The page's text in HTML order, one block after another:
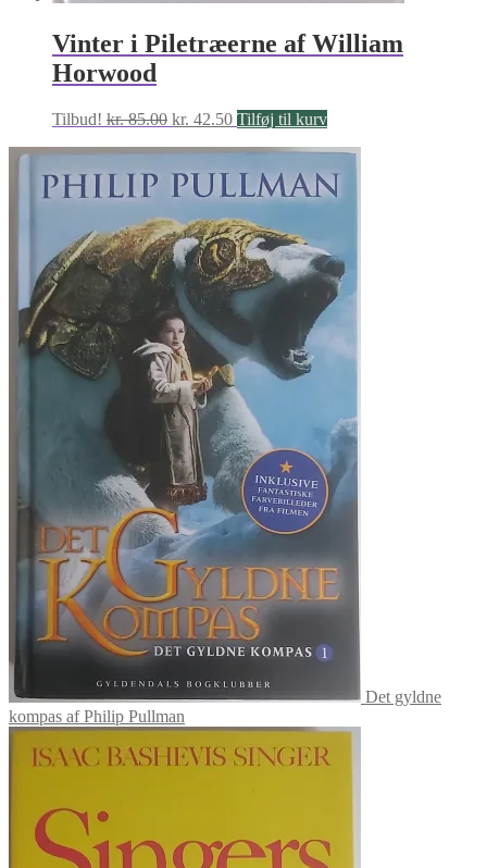
Vinter i Piletræerne af William
Horwood
Tilbud! kr.85.00 Den
pris
var:
kr. 85.00.
kr. 42.50Den
pris
er:
kr. 42.50.
Tilføj til kurv
Det gyldne
kompas af Philip Pullman